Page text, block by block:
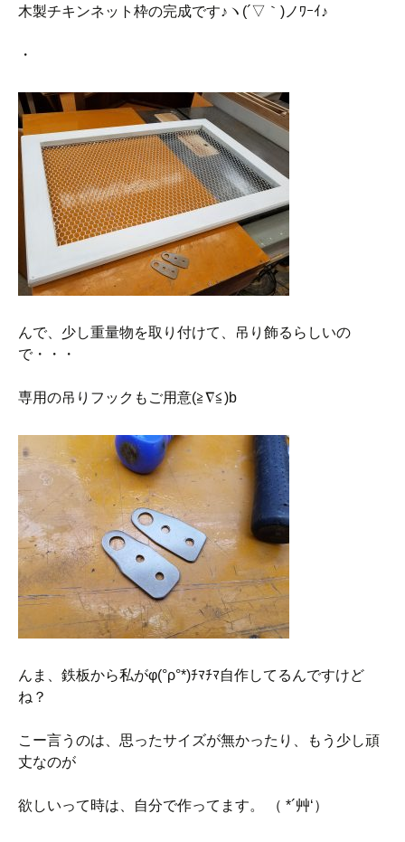
木製チキンネット枠の完成です♪ヽ(´▽｀)ノﾜｰｲ♪
・
んで、少し重量物を取り付けて、吊り飾るらしいの
で・・・
専用の吊りフックもご用意(≧∇≦)b
んま、鉄板から私がφ(°ρ°*)ﾁﾏﾁﾏ自作してるんですけど
ね？
こー言うのは、思ったサイズが無かったり、もう少し頑
丈なのが
欲しいって時は、自分で作ってます。 （ *´艸‘）